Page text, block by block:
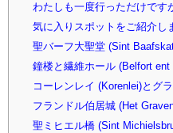
わたしも一度行っただけです
気に入りスポットをご紹介し
聖バーフ大聖堂 (Sint
鐘楼と繊維ホール (Belfort ent
コーレンレイ (Korenlei)とグ
フランドル伯居城 (Het
聖ミヒエル橋 (Sint